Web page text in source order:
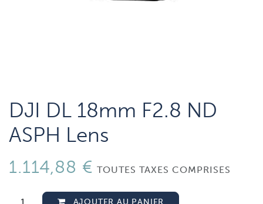
DJI DL 18mm F2.8 ND
ASPH Lens
1.114,88 € TOUTES TAXES COMPRISES
AJOUTER AU PANIER